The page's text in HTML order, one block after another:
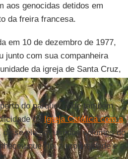
aos genocidas detidos em
da freira francesa.
em 10 de dezembro de 1977,
junto com sua companheira
da igreja de Santa Cruz,
do parque, onde também
da Igreja Católica com a
ele em um dos volumes do
que "foi a proximidade e a